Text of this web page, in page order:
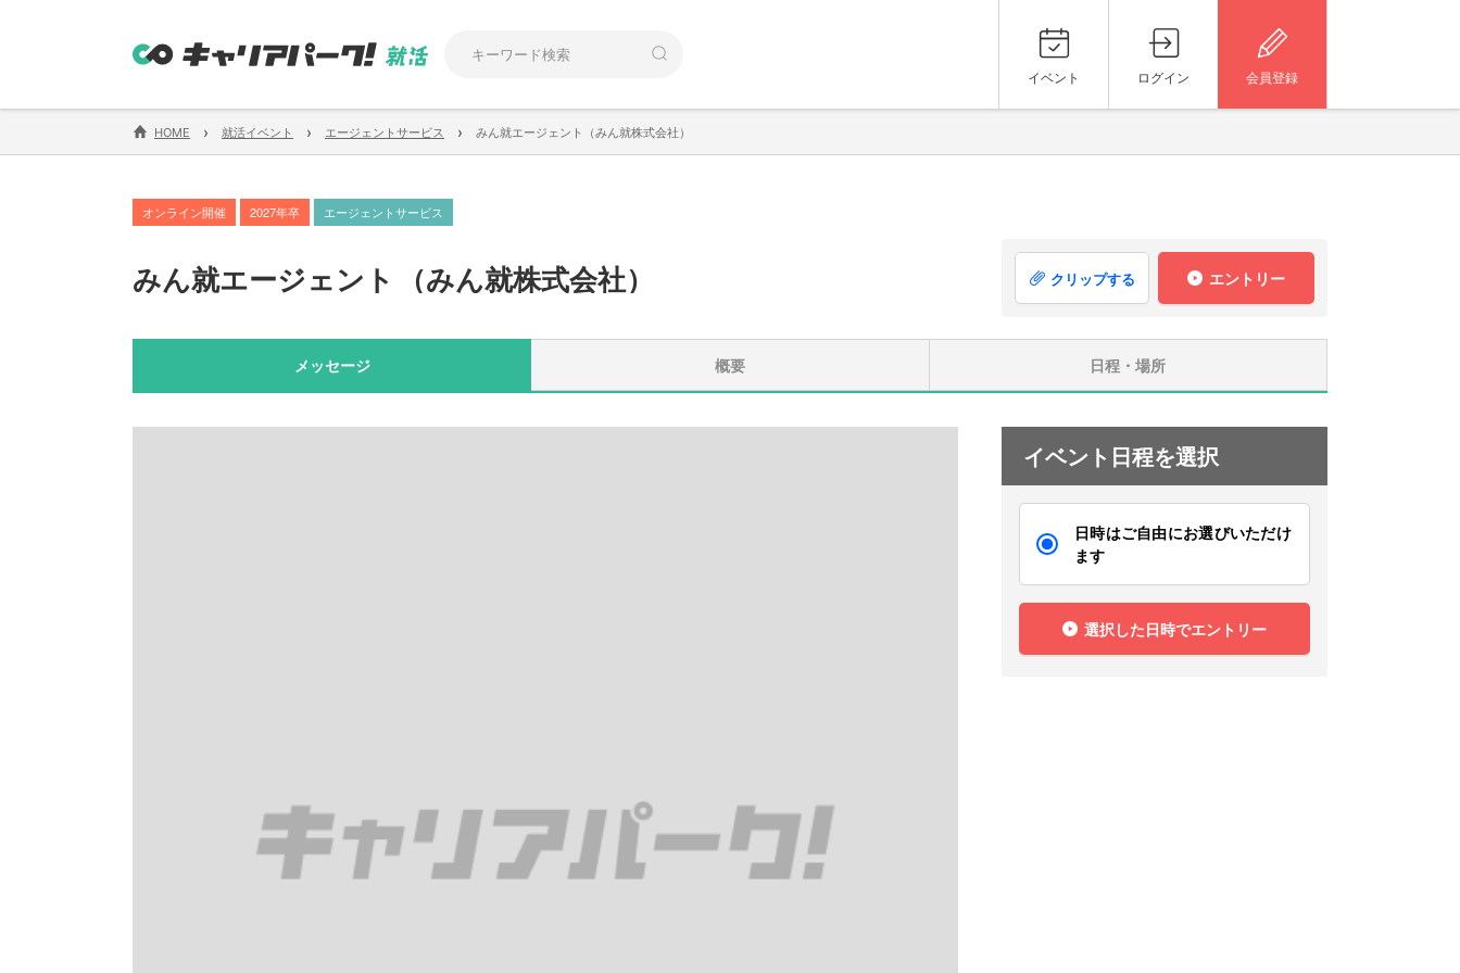
イベント ログイン 会員登録
HOME › 就活イベント › エージェントサービス › みん就エージェント（みん就株式会社）
オンライン開催 2027年卒 エージェントサービス
みん就エージェント （みん就株式会社） クリップする エントリー
メッセージ 概要 日程・場所
イベント日程を選択
日時はご自由にお選びいただけ
ます
選択した日時でエントリー